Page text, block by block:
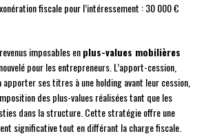
fiscale pour l’intéressement : 30 000 €
imposables enplus-values mobilières
pour les entrepreneurs. L’apport-cession,
ses titres à une holding avant leur cession,
des plus-values réalisées tant que les
dans la structure. Cette stratégie offre une
significative tout en différant la charge fiscale.